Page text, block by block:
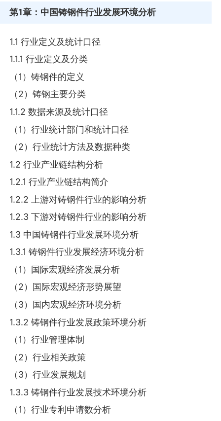
第1章 ：中国铸钢件行业发展环境分析
1.1 行业定义及统计口径
1.1.1 行业定义及分类
（1）铸钢件的定义
（2）铸钢主要分类
1.1.2 数据来源及统计口径
（1）行业统计部门和统计口径
（2）行业统计方法及数据种类
1.2 行业产业链结构分析
1.2.1 行业产业链结构简介
1.2.2 上游对铸钢件行业的影响分析
1.2.3 下游对铸钢件行业的影响分析
1.3 中国铸钢件行业发展环境分析
1.3.1 铸钢件行业发展经济环境分析
（1）国际宏观经济发展分析
（2）国际宏观经济形势展望
（3）国内宏观经济环境分析
1.3.2 铸钢件行业发展政策环境分析
（1）行业管理体制
（2）行业相关政策
（3）行业发展规划
1.3.3 铸钢件行业发展技术环境分析
（1）行业专利申请数分析